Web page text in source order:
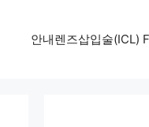
안내렌즈삽입술(ICL)